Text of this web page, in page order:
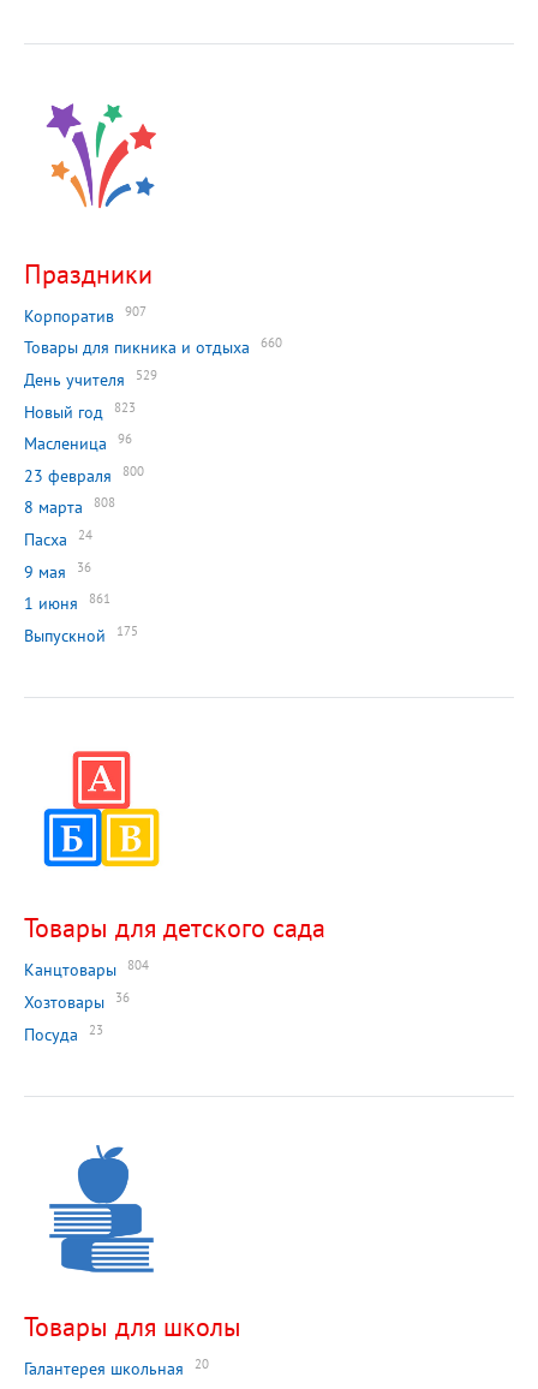
Праздники
Корпоратив 907
Товары для пикника и отдыха 660
День учителя 529
Новый год 823
Масленица 96
23 февраля 800
8 марта 808
Пасха 24
9 мая 36
1 июня 861
Выпускной 175
Товары для детского сада
Канцтовары 804
Хозтовары 36
Посуда 23
Товары для школы
Галантерея школьная 20